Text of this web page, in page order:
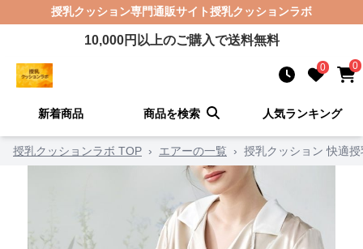
授乳クッション専門通販サイト授乳クッションラボ
10,000円以上のご購入で送料無料
0 0
新着商品 商品を検索 人気ランキング
授乳クッションラボ TOP › エアーの一覧 › 授乳クッション 快適